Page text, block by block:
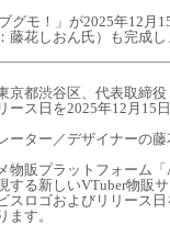
グモ！」が2025年12月
花しおん氏）も完成し
京都渋谷区、代表取締
ース日を2025年12月
ーター／デザイナーの藤
物販プラットフォーム
る新しいVTuber物販サ
スロゴおよびリリース
ます。